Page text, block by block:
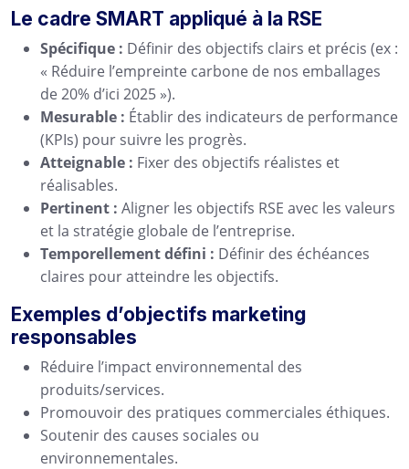
Le cadre SMART appliqué à la RSE
Spécifique : Définir des objectifs clairs et précis (ex :
« Réduire l’empreinte carbone de nos emballages
de 20% d’ici 2025 »).
Mesurable : Établir des indicateurs de performance
(KPIs) pour suivre les progrès.
Atteignable : Fixer des objectifs réalistes et
réalisables.
Pertinent : Aligner les objectifs RSE avec les valeurs
et la stratégie globale de l’entreprise.
Temporellement défini : Définir des échéances
claires pour atteindre les objectifs.
Exemples d’objectifs marketing
responsables
Réduire l’impact environnemental des
produits/services.
Promouvoir des pratiques commerciales éthiques.
Soutenir des causes sociales ou
environnementales.